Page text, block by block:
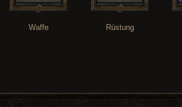
Waffe Rüstung